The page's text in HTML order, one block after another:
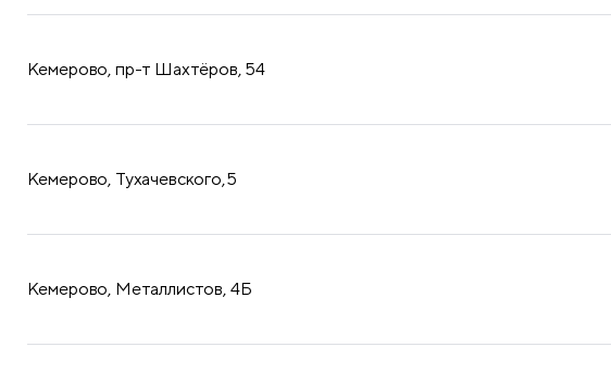
​Кемерово, пр-т Шахтёров, 54
​Кемерово, Тухачевского,5
​Кемерово, Металлистов, 4Б